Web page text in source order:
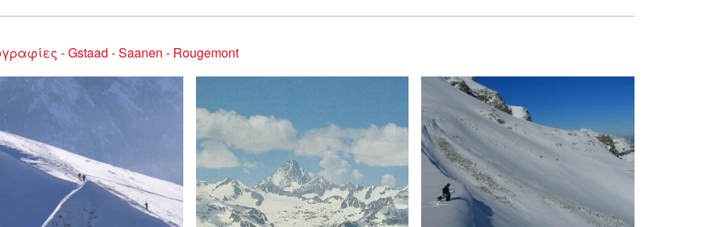
- Gstaad - Saanen - Rougemont